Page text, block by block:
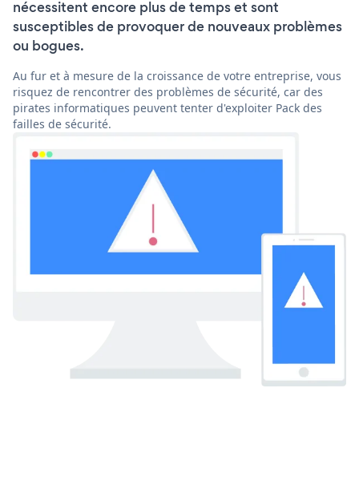
nécessitent encore plus de temps et sont
susceptibles de provoquer de nouveaux problèmes
ou bogues.
Au fur et à mesure de la croissance de votre entreprise, vous
risquez de rencontrer des problèmes de sécurité, car des
pirates informatiques peuvent tenter d'exploiter Pack des
failles de sécurité.